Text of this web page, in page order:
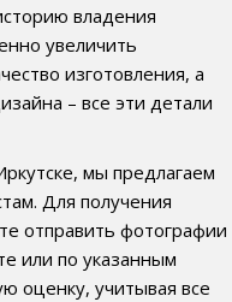
владения
увеличить
изготовления, а
– все эти детали
мы предлагаем
Для получения
отправить фотографии
или по указанным
оценку, учитывая все